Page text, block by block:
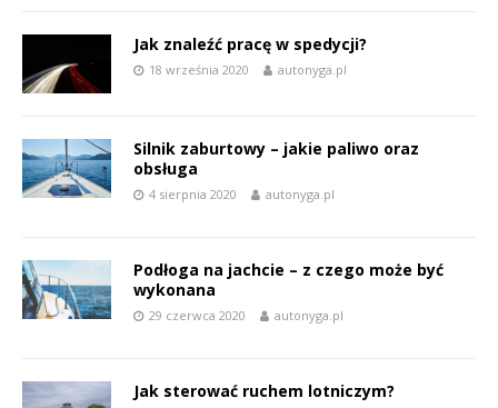
Jak znaleźć pracę w spedycji?
18 września 2020 autonyga.pl
Silnik zaburtowy – jakie paliwo oraz
obsługa
4 sierpnia 2020 autonyga.pl
Podłoga na jachcie – z czego może być
wykonana
29 czerwca 2020 autonyga.pl
Jak sterować ruchem lotniczym?